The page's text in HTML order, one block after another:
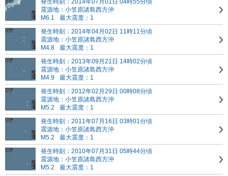
発生時刻：2014年07月01日 04時55分頃
震源地：小笠原諸島西方沖
M6.1
最大震度：1
発生時刻：2014年04月02日 11時11分頃
震源地：小笠原諸島西方沖
M4.8
最大震度：1
発生時刻：2013年09月21日 14時02分頃
震源地：小笠原諸島西方沖
M4.9
最大震度：1
発生時刻：2012年02月29日 00時08分頃
震源地：小笠原諸島西方沖
M5.2
最大震度：1
発生時刻：2011年07月16日 03時01分頃
震源地：小笠原諸島西方沖
M5.2
最大震度：1
発生時刻：2010年07月31日 05時44分頃
震源地：小笠原諸島西方沖
M5.2
最大震度：1